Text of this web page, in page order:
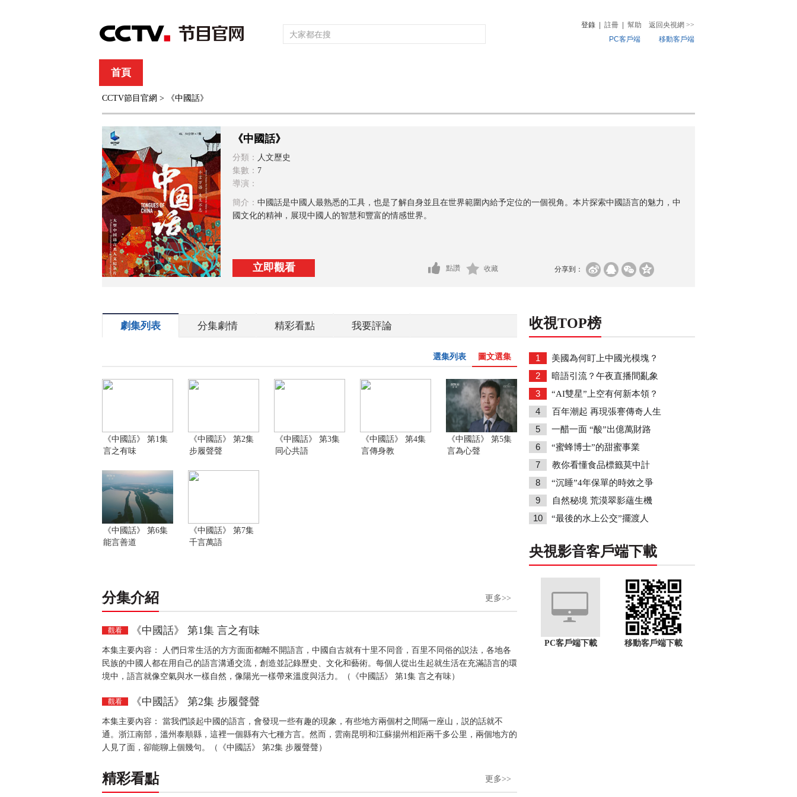
登錄 註冊 幫助 返回央視網 >>
PC客戶端
移動客戶端
首頁
綜合 新聞 財經 綜藝
CCTV節目官網 > 《中國話》
《中國話》
分類： 人文歷史
集數： 7
導演：
簡介： 中國話是中國人最熟悉的工具，也是了解自身並且在世界範圍內給予定位的一個視角。本片探索中國語言的魅力，中
國文化的精神，展現中國人的智慧和豐富的情感世界。
立即觀看 分享到：
點讚 收藏
劇集列表 分集劇情 精彩看點 我要評論
圖文選集
選集列表
《中國話》 第1集
言之有味
《中國話》 第2集
步履聲聲
《中國話》 第3集
同心共語
《中國話》 第4集
言傳身教
《中國話》 第5集
言為心聲
《中國話》 第6集
能言善道
《中國話》 第7集
千言萬語
分集介紹 更多>>
觀看 《中國話》 第1集 言之有味
本集主要內容： 人們日常生活的方方面面都離不開語言，中國自古就有十里不同音，百里不同俗的説法，各地各
民族的中國人都在用自己的語言溝通交流，創造並記錄歷史、文化和藝術。每個人從出生起就生活在充滿語言的環
境中，語言就像空氣與水一樣自然，像陽光一樣帶來溫度與活力。（《中國話》 第1集 言之有味）
觀看 《中國話》 第2集 步履聲聲
本集主要內容： 當我們談起中國的語言，會發現一些有趣的現象，有些地方兩個村之間隔一座山，説的話就不
通。浙江南部，溫州泰順縣，這裡一個縣有六七種方言。然而，雲南昆明和江蘇揚州相距兩千多公里，兩個地方的
人見了面，卻能聊上個幾句。（《中國話》 第2集 步履聲聲）
精彩看點 更多>>
收視TOP榜
1 美國為何盯上中國光模塊？
2 暗語引流？午夜直播間亂象
3 “AI雙星”上空有何新本領？
4 百年潮起 再現張謇傳奇人生
5 一醋一面 “酸”出億萬財路
6 “蜜蜂博士”的甜蜜事業
7 教你看懂食品標籤莫中計
8 “沉睡”4年保單的時效之爭
9 自然秘境 荒漠翠影蘊生機
10 “最後的水上公交”擺渡人
央視影音客戶端下載
PC客戶端下載 移動客戶端下載